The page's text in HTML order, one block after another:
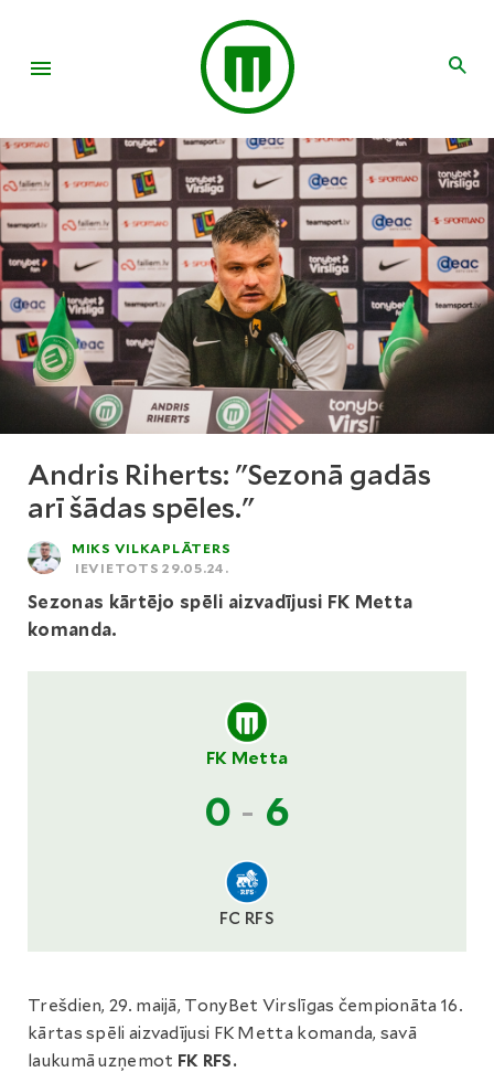
Andris Riherts: "Sezonā gadās
arī šādas spēles."
MIKS VILKAPLĀTERS
IEVIETOTS 29.05.24.
Sezonas kārtējo spēli aizvadījusi FK Metta
komanda.
FK Metta
0 - 6
FC RFS
Trešdien, 29. maijā, TonyBet Virslīgas čempionāta 16.
kārtas spēli aizvadījusi FK Metta komanda, savā
laukumā uzņemot FK RFS.